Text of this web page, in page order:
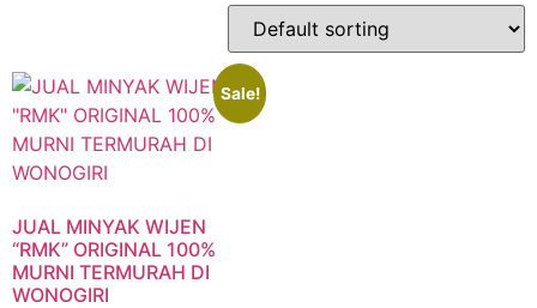
Sale!
JUAL MINYAK WIJEN
“RMK” ORIGINAL 100%
MURNI TERMURAH DI
WONOGIRI